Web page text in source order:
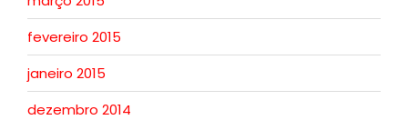
fevereiro 2015
janeiro 2015
dezembro 2014